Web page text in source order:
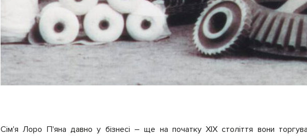
Сім'я Лоро П'яна давно у бізнесі – ще на початку XIX століття вони